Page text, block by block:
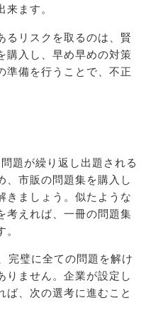
ます。
るリスクを取るのは、賢
購入し、早め早めの対策
準備を行うことで、不正
題が繰り返し出題される
、市販の問題集を購入し
きましょう。似たような
考えれば、一冊の問題集
完璧に全ての問題を解け
りません。企業が設定し
ば、次の選考に進むこと